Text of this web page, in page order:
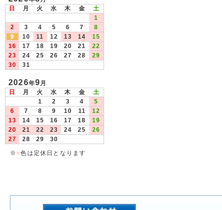
日
月 火 水 木 金
土
1
2
3 4 5 6 7
8
9
10 11 12 13 14
15
16
17 18 19 20 21
22
23
24 25 26 27 28
29
30
31
2026年9月
日
月 火 水 木 金
土
1
2 3 4
5
6
7 8 9 10 11
12
13
14 15 16 17 18
19
20
21 22 23 24 25
26
27
28 29
30
※ ■色は定休日となります